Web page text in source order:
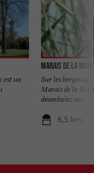
est un
Marais de la
Sur les berges de
Marais de la
déambulez sur ...
6,5 km -